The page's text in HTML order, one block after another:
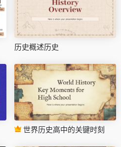
历史概述历史
世界历史高中的关键时刻